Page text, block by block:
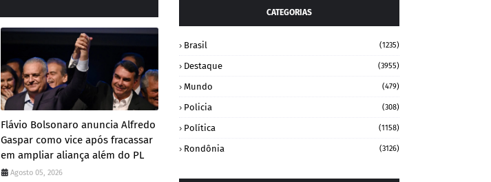
Flávio Bolsonaro anuncia Alfredo
Gaspar como vice após fracassar
em ampliar aliança além do PL
Agosto 05, 2026
CATEGORIAS
Brasil (1235)
Destaque (3955)
Mundo (479)
Policia (308)
Política (1158)
Rondônia (3126)